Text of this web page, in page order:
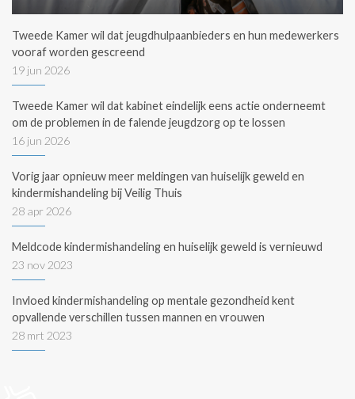
Tweede Kamer wil dat jeugdhulpaanbieders en hun medewerkers
vooraf worden gescreend
19 jun 2026
Tweede Kamer wil dat kabinet eindelijk eens actie onderneemt
om de problemen in de falende jeugdzorg op te lossen
16 jun 2026
Vorig jaar opnieuw meer meldingen van huiselijk geweld en
kindermishandeling bij Veilig Thuis
28 apr 2026
Meldcode kindermishandeling en huiselijk geweld is vernieuwd
23 nov 2023
Invloed kindermishandeling op mentale gezondheid kent
opvallende verschillen tussen mannen en vrouwen
28 mrt 2023